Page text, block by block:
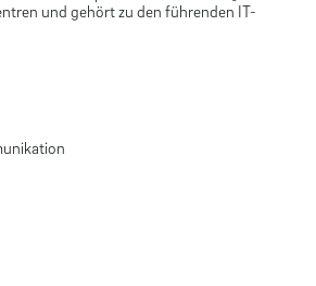
und gehört zu den führenden IT-